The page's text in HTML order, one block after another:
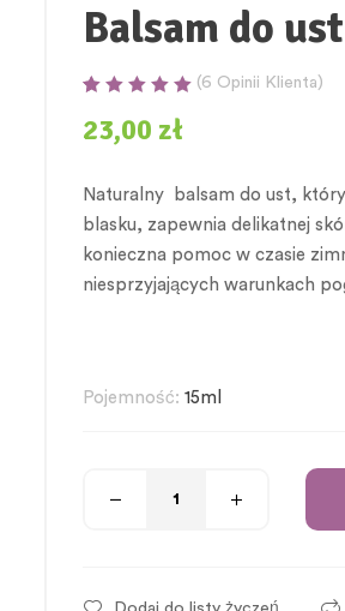
Balsam do
na 5 na
ocen klientów
(6 Opinii Klienta)
23,00 zł
Naturalny balsam do ust,
blasku, zapewnia delikatnej
konieczna pomoc w czasie
niesprzyjających warunkach
Pojemność: 15ml